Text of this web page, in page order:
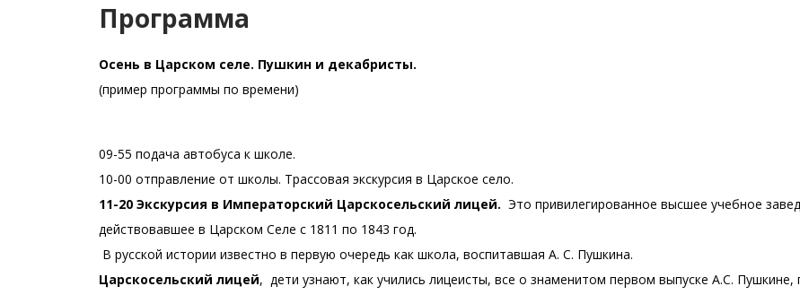
Программа
Осень в Царском селе. Пушкин и декабристы.
(пример программы по времени)
09-55 подача автобуса к школе.
10-00 отправление от школы. Трассовая экскурсия в Царское село.
11-20 Экскурсия в Императорский Царскосельский лицей. Это привилегированное высшее учебное
действовавшее в Царском Селе с 1811 по 1843 год.
В русской истории известно в первую очередь как школа, воспитавшая А. С. Пушкина.
Царскосельский лицей, дети узнают, как учились лицеисты, все о знаменитом первом выпуске А.С.